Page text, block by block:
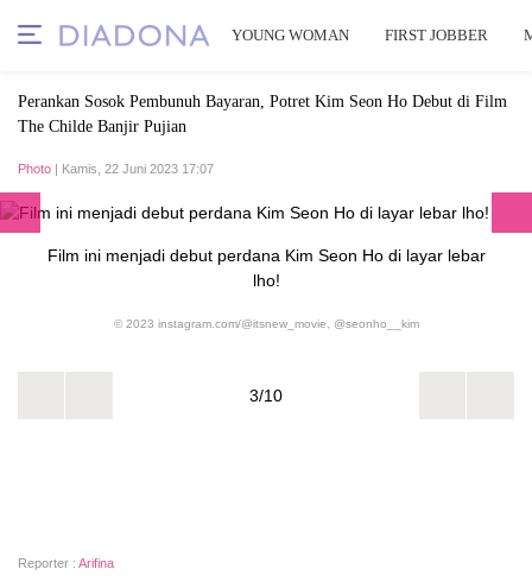
YOUNG WOMAN FIRST JOBBER
Perankan Sosok Pembunuh Bayaran, Potret Kim Seon Ho Debut di Film
The Childe Banjir Pujian
Photo | Kamis, 22 Juni 2023 17:07
Film ini menjadi debut perdana Kim Seon Ho di layar lebar
lho!
© 2023 instagram.com/@itsnew_movie, @seonho__kim
3/10
Reporter : Arifina